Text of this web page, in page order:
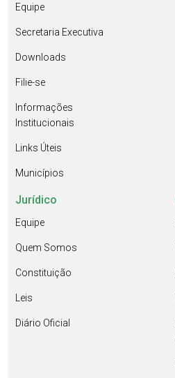
Equipe
Secretaria Executiva
Downloads
Filie-se
Informações
Institucionais
Links Úteis
Municípios
Jurídico
Equipe
Quem Somos
Constituição
Leis
Diário Oficial